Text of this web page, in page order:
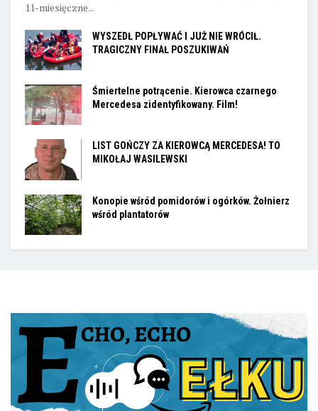
11-miesięczne...
WYSZEDŁ POPŁYWAĆ I JUŻ NIE WRÓCIŁ.
TRAGICZNY FINAŁ POSZUKIWAŃ
Śmiertelne potrącenie. Kierowca czarnego
Mercedesa zidentyfikowany. Film!
LIST GOŃCZY ZA KIEROWCĄ MERCEDESA! TO
MIKOŁAJ WASILEWSKI
Konopie wśród pomidorów i ogórków. Żołnierz
wśród plantatorów